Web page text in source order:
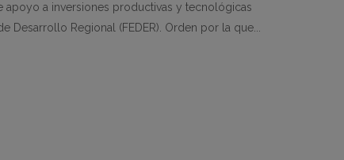
a inversiones productivas y tecnológicas
Regional (FEDER). Orden por la que...